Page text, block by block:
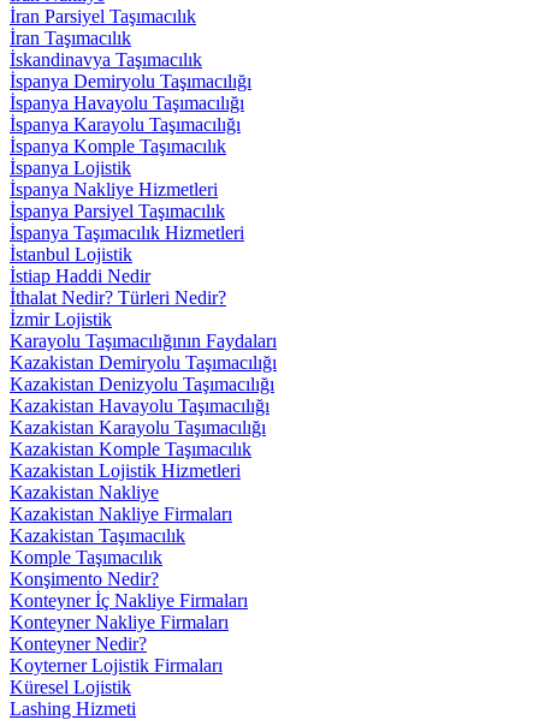
İran Parsiyel Taşımacılık
İran Taşımacılık
İskandinavya Taşımacılık
İspanya Demiryolu Taşımacılığı
İspanya Havayolu Taşımacılığı
İspanya Karayolu Taşımacılığı
İspanya Komple Taşımacılık
İspanya Lojistik
İspanya Nakliye Hizmetleri
İspanya Parsiyel Taşımacılık
İspanya Taşımacılık Hizmetleri
İstanbul Lojistik
İstiap Haddi Nedir
İthalat Nedir? Türleri Nedir?
İzmir Lojistik
Karayolu Taşımacılığının Faydaları
Kazakistan Demiryolu Taşımacılığı
Kazakistan Denizyolu Taşımacılığı
Kazakistan Havayolu Taşımacılığı
Kazakistan Karayolu Taşımacılığı
Kazakistan Komple Taşımacılık
Kazakistan Lojistik Hizmetleri
Kazakistan Nakliye
Kazakistan Nakliye Firmaları
Kazakistan Taşımacılık
Komple Taşımacılık
Konşimento Nedir?
Konteyner İç Nakliye Firmaları
Konteyner Nakliye Firmaları
Konteyner Nedir?
Koyterner Lojistik Firmaları
Küresel Lojistik
Lashing Hizmeti